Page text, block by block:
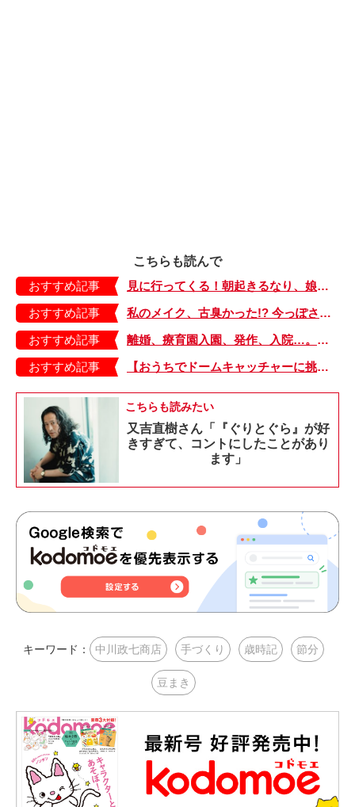
こちらも読んで
おすすめ記事
見に行ってくる！朝起きるなり、娘がベランダに向かった理由【今日のたやちゃん・34】
おすすめ記事
私のメイク、古臭かった!? 今っぽさを出すファンデの塗り方【40代ママのキレイをアップデート・1】
おすすめ記事
離婚、療育園入園、発作、入院…。剥がれ家、激動の1年【少し大変で、すっごく幸せ～ドラベ症候群の娘と心臓に毛の生えた母～・11】
おすすめ記事
【おうちでドームキャッチャーに挑戦だ】アンパンマン わくわくドームキャッチャー
こちらも読みたい
又吉直樹さん「『ぐりとぐら』が好
きすぎて、コントにしたことがあり
ます」
キーワード： 中川政七商店 手づくり 歳時記 節分
豆まき